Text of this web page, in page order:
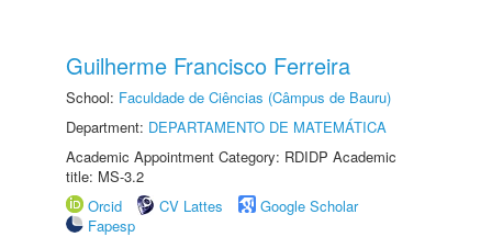
Guilherme Francisco Ferreira
School: Faculdade de Ciências (Câmpus de Bauru)
Department: DEPARTAMENTO DE MATEMÁTICA
Academic Appointment Category: RDIDP Academic
title: MS-3.2
Orcid
CV Lattes
Google Scholar
Fapesp